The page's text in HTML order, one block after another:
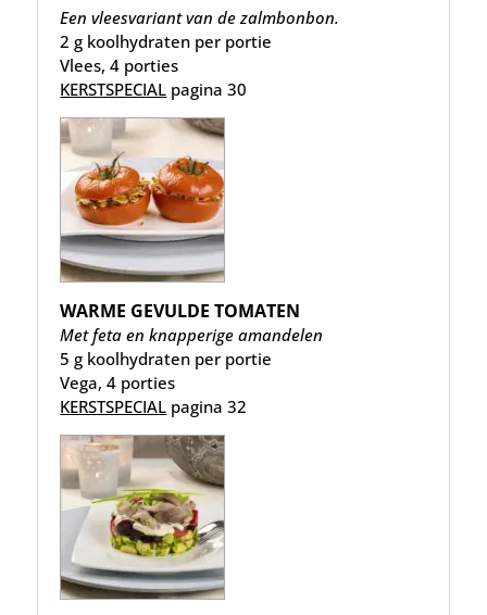
Een vleesvariant van de zalmbonbon.
2 g koolhydraten per portie
Vlees, 4 porties
KERSTSPECIAL pagina 30
WARME GEVULDE TOMATEN
Met feta en knapperige amandelen
5 g koolhydraten per portie
Vega, 4 porties
KERSTSPECIAL pagina 32